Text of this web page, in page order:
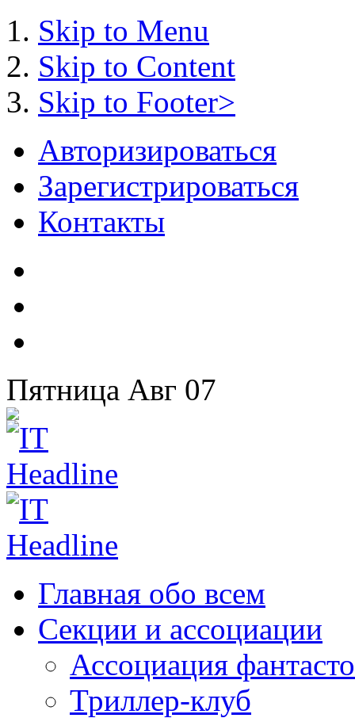
Skip to Menu
Skip to Content
Skip to Footer>
Авторизироваться
Зарегистрироваться
Контакты
Пятница Авг 07
Главная обо всем
Секции и ассоциации
Ассоциация
Триллер-клуб